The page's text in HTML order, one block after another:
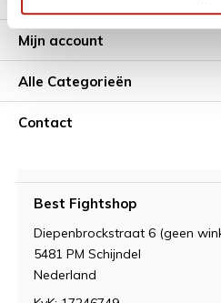
Mijn account
Alle Categorieën
Contact
Best Fightshop
Diepenbrockstraat 6 (geen
5481 PM Schijndel
Nederland